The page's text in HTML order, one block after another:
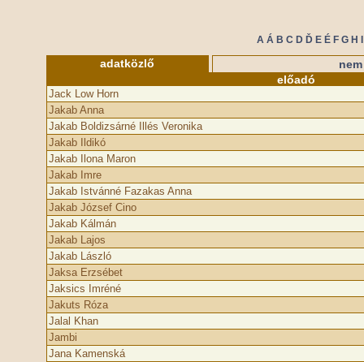
A Á B C D Ď E É F G H
adatközlő
előadó
Jack Low Horn
Jakab Anna
Jakab Boldizsárné Illés Veronika
Jakab Ildikó
Jakab Ilona Maron
Jakab Imre
Jakab Istvánné Fazakas Anna
Jakab József Cino
Jakab Kálmán
Jakab Lajos
Jakab László
Jaksa Erzsébet
Jaksics Imréné
Jakuts Róza
Jalal Khan
Jambi
Jana Kamenská